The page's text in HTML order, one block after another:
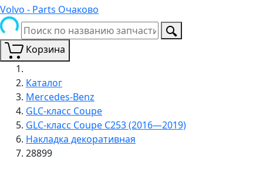
Volvo - Parts Очаково
Корзина
Каталог
Mercedes-Benz
GLC-класс Coupe
GLC-класс Coupe C253 (2016—2019)
Накладка декоративная
28899